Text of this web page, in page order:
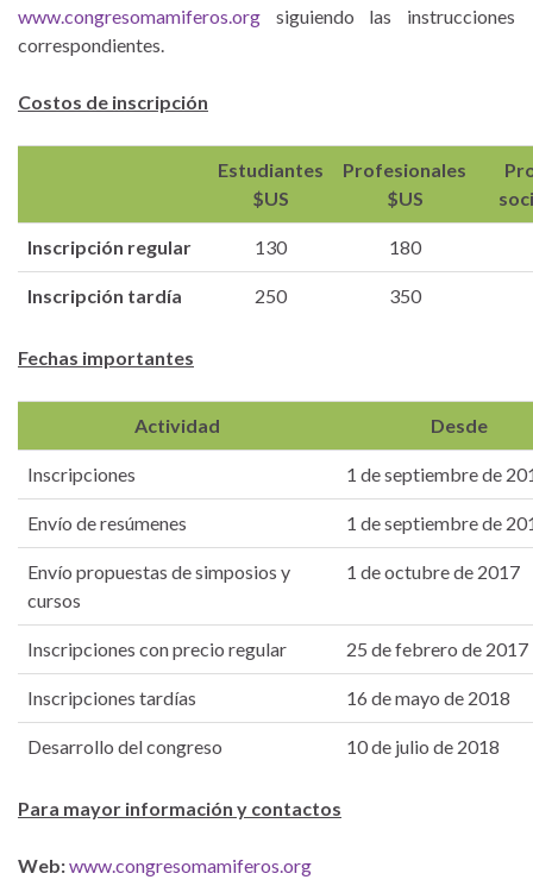
www.congresomamiferos.org siguiendo las instrucciones
correspondientes.
Costos de inscripción
Estudiantes
$US
Profesionales
$US
Inscripción regular 130 180
Inscripción tardía 250 350
Fechas importantes
Actividad Desde
Inscripciones 1 de septiembre de
Envío de resúmenes 1 de septiembre de
Envío propuestas de simposios y
cursos
1 de octubre de 2017
Inscripciones con precio regular 25 de febrero de 2017
Inscripciones tardías 16 de mayo de 2018
Desarrollo del congreso 10 de julio de 2018
Para mayor información y contactos
Web:www.congresomamiferos.org